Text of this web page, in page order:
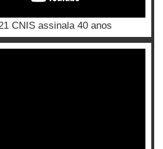
CNIS assinala 40 anos